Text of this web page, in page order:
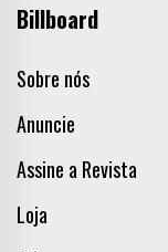
Billboard
Sobre nós
Anuncie
Assine a Revista
Loja